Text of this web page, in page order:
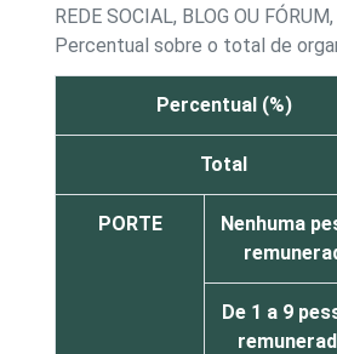
REDE SOCIAL, BLOG OU
Percentual sobre o total de
Percentual (%)
Total
PORTE
Nenhuma
De 1 a 9